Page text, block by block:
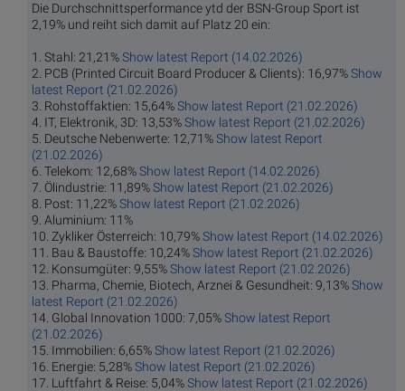
Die Durchschnittsperformance ytd der BSN-Group Sport ist
2,19% und reiht sich damit auf Platz 20 ein:
1. Stahl: 21,21%Show latest Report (14.02.2026)
2. PCB (Printed Circuit Board Producer & Clients): 16,97%Show
latest Report (21.02.2026)
3. Rohstoffaktien: 15,64%Show latest Report (21.02.2026)
4. IT, Elektronik, 3D: 13,53%Show latest Report (21.02.2026)
5. Deutsche Nebenwerte: 12,71%Show latest Report
(21.02.2026)
6. Telekom: 12,68%Show latest Report (14.02.2026)
7. Ölindustrie: 11,89%Show latest Report (21.02.2026)
8. Post: 11,22%Show latest Report (21.02.2026)
9. Aluminium: 11%
10. Zykliker Österreich: 10,79%Show latest Report (14.02.2026)
11. Bau & Baustoffe: 10,24%Show latest Report (21.02.2026)
12. Konsumgüter: 9,55%Show latest Report (21.02.2026)
13. Pharma, Chemie, Biotech, Arznei & Gesundheit: 9,13%Show
latest Report (21.02.2026)
14. Global Innovation 1000: 7,05%Show latest Report
(21.02.2026)
15. Immobilien: 6,65%Show latest Report (21.02.2026)
16. Energie: 5,28%Show latest Report (21.02.2026)
17. Luftfahrt & Reise: 5,04%Show latest Report (21.02.2026)